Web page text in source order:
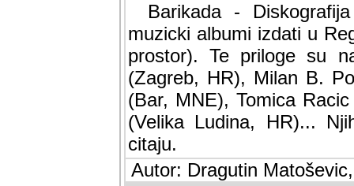
Barikada -
muzicki albumi izdati u
prostor). Te priloge su
(Zagreb, HR), Milan B.
(Bar, MNE), Tomica
(Velika Ludina, HR)...
citaju.
Autor: Dragutin